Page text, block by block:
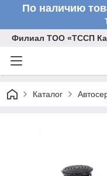
По наличию
Филиал ТОО «ТССП
Каталог